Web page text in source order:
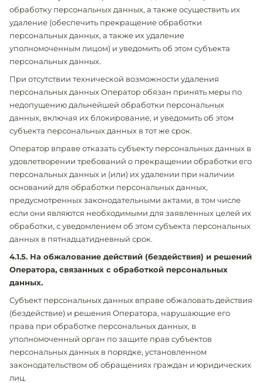
обработку персональных данных, а также осуществить их
удаление (обеспечить прекращение обработки
персональных данных, а также их удаление
уполномоченным лицом) и уведомить об этом субъекта
персональных данных.
При отсутствии технической возможности удаления
персональных данных Оператор обязан принять меры по
недопущению дальнейшей обработки персональных
данных, включая их блокирование, и уведомить об этом
субъекта персональных данных в тот же срок.
Оператор вправе отказать субъекту персональных данных в
удовлетворении требований о прекращении обработки его
персональных данных и (или) их удалении при наличии
оснований для обработки персональных данных,
предусмотренных законодательными актами, в том числе
если они являются необходимыми для заявленных целей их
обработки, с уведомлением об этом субъекта персональных
данных в пятнадцатидневный срок.
4.1.5. На обжалование действий (бездействия) и решений
Оператора, связанных с обработкой персональных
данных.
Субъект персональных данных вправе обжаловать действия
(бездействие) и решения Оператора, нарушающие его
права при обработке персональных данных, в
уполномоченный орган по защите прав субъектов
персональных данных в порядке, установленном
законодательством об обращениях граждан и юридических
лиц.